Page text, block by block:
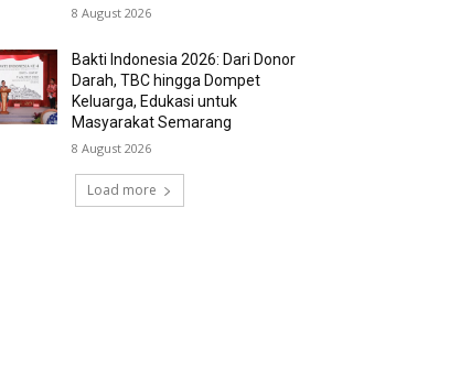
8 August 2026
Bakti Indonesia 2026: Dari Donor
Darah, TBC hingga Dompet
Keluarga, Edukasi untuk
Masyarakat Semarang
8 August 2026
Load more